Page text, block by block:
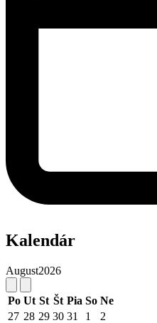
Kalendár
August2026
Po Ut St Št Pia So Ne
27 28 29 30 31 1
2